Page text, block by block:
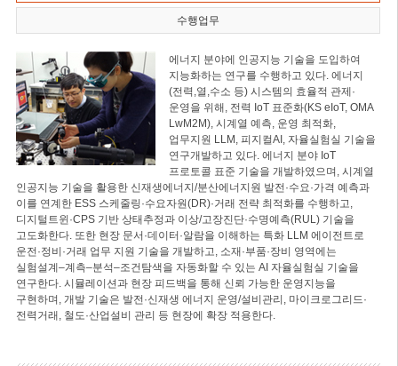
수행업무
에너지 분야에 인공지능 기술을 도입하여
지능화하는 연구를 수행하고 있다. 에너지
(전력,열,수소 등) 시스템의 효율적 관제·
운영을 위해, 전력 IoT 표준화(KS eIoT, OMA
LwM2M), 시계열 예측, 운영 최적화,
업무지원 LLM, 피지컬AI, 자율실험실 기술을
연구개발하고 있다. 에너지 분야 IoT
프로토콜 표준 기술을 개발하였으며, 시계열
인공지능 기술을 활용한 신재생에너지/분산에너지원 발전·수요·가격 예측과
이를 연계한 ESS 스케줄링·수요자원(DR)·거래 전략 최적화를 수행하고,
디지털트윈·CPS 기반 상태추정과 이상/고장진단·수명예측(RUL) 기술을
고도화한다. 또한 현장 문서·데이터·알람을 이해하는 특화 LLM 에이전트로
운전·정비·거래 업무 지원 기술을 개발하고, 소재·부품·장비 영역에는
실험설계–계측–분석–조건탐색을 자동화할 수 있는 AI 자율실험실 기술을
연구한다. 시뮬레이션과 현장 피드백을 통해 신뢰 가능한 운영지능을
구현하며, 개발 기술은 발전·신재생 에너지 운영/설비관리, 마이크로그리드·
전력거래, 철도·산업설비 관리 등 현장에 확장 적용한다.